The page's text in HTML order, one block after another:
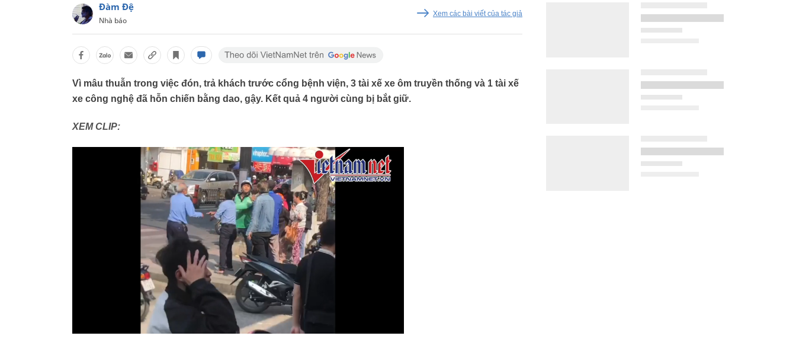
Đàm Đệ
Nhà báo
Xem các bài viết của tác giả
Vì mâu thuẫn trong việc đón, trả khách trước cổng bệnh viện, 3 tài xế xe ôm truyền thống và 1 tài xế
xe công nghệ đã hỗn chiến bằng dao, gậy. Kết quả 4 người cùng bị bắt giữ.
XEM CLIP: